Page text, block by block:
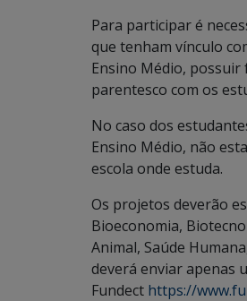
Para participar é
que tenham vínculo
Ensino Médio, possuir
parentesco com os
No caso dos
Ensino Médio, não
escola onde estuda.
Os projetos deverão
Bioeconomia,
Animal, Saúde
deverá enviar apenas
Fundect https://